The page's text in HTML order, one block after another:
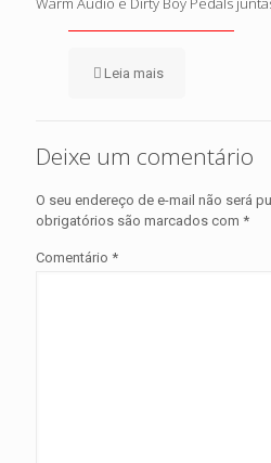
Leia mais
Deixe um comentário
O seu endereço de e-mail não será
obrigatórios são marcados com *
Comentário *